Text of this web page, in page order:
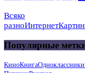
Всяко
разноИнтернет
Популярные
КиноКнигаОдноклассники